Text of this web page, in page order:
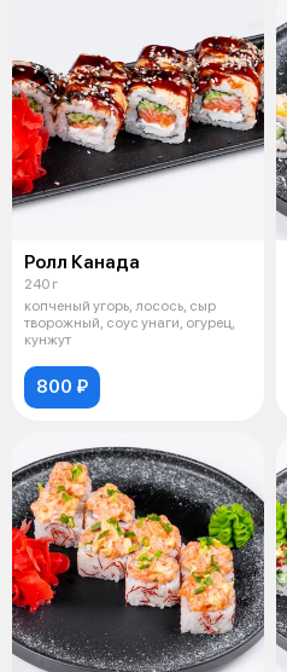
Ролл Канада
240 г
копченый угорь, лосось, сыр
творожный, соус унаги, огурец,
кунжут
800 ₽